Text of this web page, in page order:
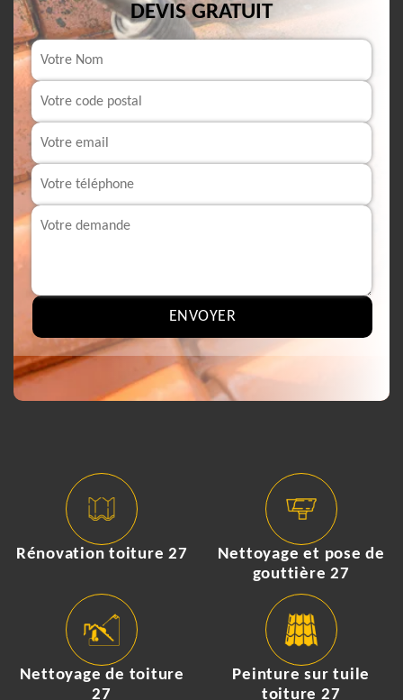
DEVIS GRATUIT
Rénovation toiture 27
Nettoyage et pose de
gouttière 27
Nettoyage de toiture
27
Peinture sur tuile
toiture 27